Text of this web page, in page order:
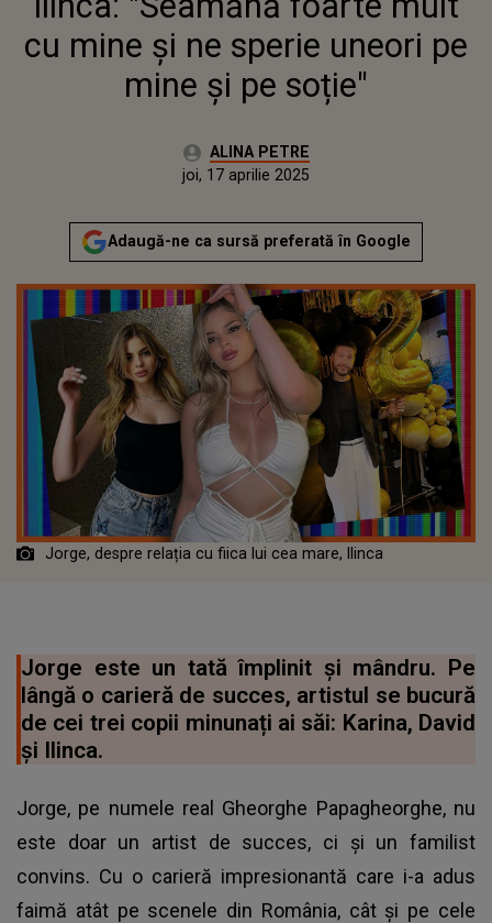
cu mine și ne sperie uneori pe
mine și pe soție"
Autor:ALINA PETRE
miercuri, 17 aprilie 2024Actualizat:
joi, 17 aprilie 2025
Adaugă-ne ca sursă preferată în Google
Jorge, despre relația cu fiica lui cea mare, Ilinca
Jorge este un tată împlinit și mândru. Pe
lângă o carieră de succes, artistul se bucură
de cei trei copii minunați ai săi: Karina, David
și Ilinca.
Jorge, pe numele real Gheorghe Papagheorghe, nu
este doar un artist de succes, ci și un familist
convins. Cu o carieră impresionantă care i-a adus
faimă atât pe scenele din România, cât și pe cele